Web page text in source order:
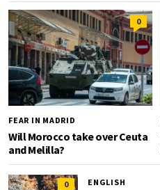
0
FEAR IN MADRID
Will Morocco take over Ceuta
and Melilla?
0 ENGLISH